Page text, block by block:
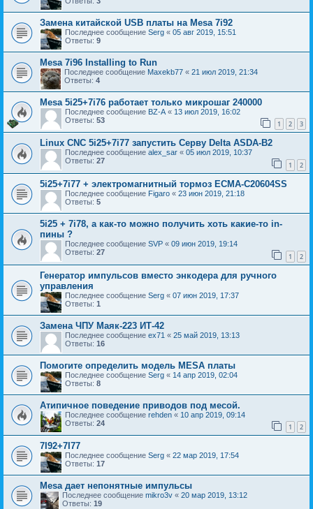
Замена китайской USB платы на Mesa 7i92
Последнее сообщение Serg « 05 авг 2019, 15:51
Ответы: 9
Mesa 7i96 Installing to Run
Последнее сообщение Maxekb77 « 21 июл 2019, 21:34
Ответы: 4
Mesa 5i25+7i76 работает только микрошаг 240000
Последнее сообщение BZ-A « 13 июл 2019, 16:02
Ответы: 53 1 2 3
Linux CNC 5i25+7i77 запустить Серву Delta ASDA-B2
Последнее сообщение alex_sar « 05 июл 2019, 10:37
Ответы: 27 1 2
5i25+7i77 + электромагнитный тормоз ECMA-C20604SS
Последнее сообщение Figaro « 23 июн 2019, 21:18
Ответы: 5
5i25 + 7i78, а как-то можно получить хоть какие-то in-
пины ?
Последнее сообщение SVP « 09 июн 2019, 19:14
Ответы: 27 1 2
Генератор импульсов вместо энкодера для ручного
управления
Последнее сообщение Serg « 07 июн 2019, 17:37
Ответы: 1
Замена ЧПУ Маяк-223 ИТ-42
Последнее сообщение ex71 « 25 май 2019, 13:13
Ответы: 16
Помогите определить модель MESA платы
Последнее сообщение Serg « 14 апр 2019, 02:04
Ответы: 8
Атипичное поведение приводов под месой.
Последнее сообщение rehden « 10 апр 2019, 09:14
Ответы: 24 1 2
7I92+7I77
Последнее сообщение Serg « 22 мар 2019, 17:54
Ответы: 17
Mesa дает непонятные импульсы
Последнее сообщение mikro3v « 20 мар 2019, 13:12
Ответы: 19